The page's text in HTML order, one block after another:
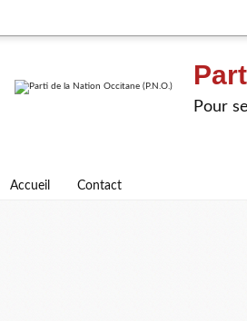
Pour
Accueil Contact